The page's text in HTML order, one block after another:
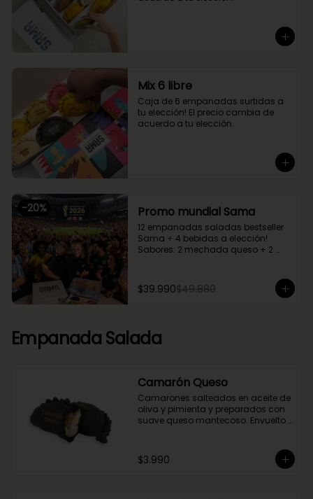
Mix 6 libre
Caja de 6 empanadas surtidas a
tu elección! El precio cambia de
acuerdo a tu elección.
-20% Promo mundial Sama
12 empanadas saladas bestseller
Sama + 4 bebidas a elección!
Sabores: 2 mechada queso + 2
palmitos
$39.990$49.880
Empanada Salada
Camarón Queso
Camarones salteados en aceite de
oliva y pimienta y preparados con
suave queso mantecoso. Envuelto
$3.990